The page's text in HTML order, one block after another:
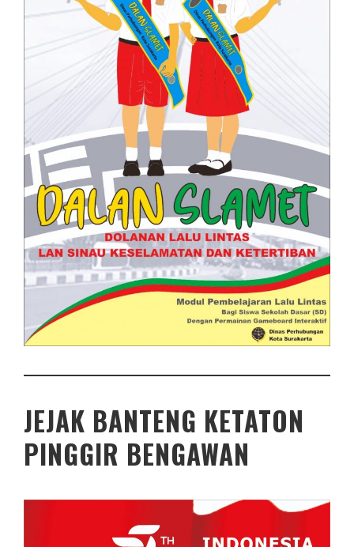
JEJAK BANTENG KETATON
PINGGIR BENGAWAN